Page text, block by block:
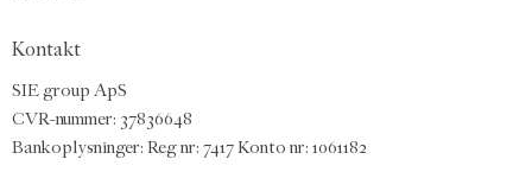
Kontakt
SIE group ApS
CVR-nummer: 37836648
Bankoplysninger: Reg nr: 7417 Konto nr: 1061182